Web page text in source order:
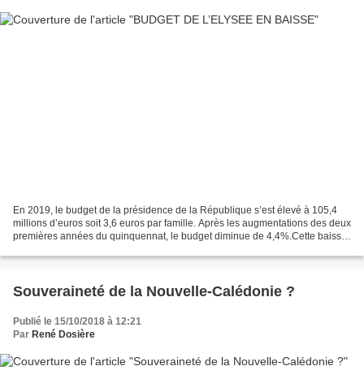
En 2019, le budget de la présidence de la République s’est élevé à 105,4
millions d’euros soit 3,6 euros par famille. Après les augmentations des deux
premières années du quinquennat, le budget diminue de 4,4%.Cette baisse
Souveraineté de la Nouvelle-Calédonie ?
Publié le 15/10/2018 à 12:21
Par René Dosière